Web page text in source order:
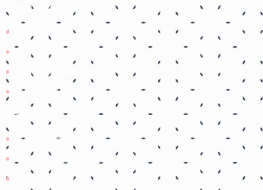
Links úteis
Contato
Política de Privacidade
Termos de Uso
Parceiros
Coruja Pedagogica
Pedagogia Ingrid Moraes
SOS professor